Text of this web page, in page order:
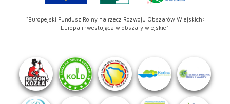
"Europejski Fundusz Rolny na rzecz Rozwoju Obszarów Wiejskich:
Europa inwestująca w obszary wiejskie".